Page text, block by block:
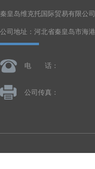
秦皇岛维克托国际贸易有限公司
公司地址：河北省秦皇岛市海
电 话：
公司传真：